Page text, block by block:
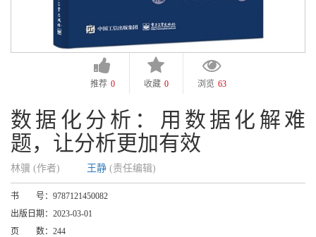
推荐 0 收藏 0 浏览 63
数据化分析：用数据化解难
题，让分析更加有效
林骥 (作者) 王静 (责任编辑)
书 号： 9787121450082
出版日期： 2023-03-01
页 数： 244